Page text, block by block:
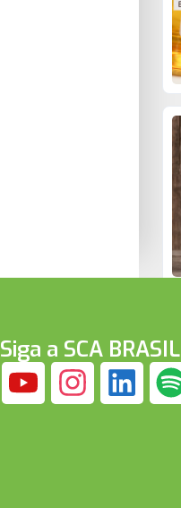
Siga a SCA BRASIL